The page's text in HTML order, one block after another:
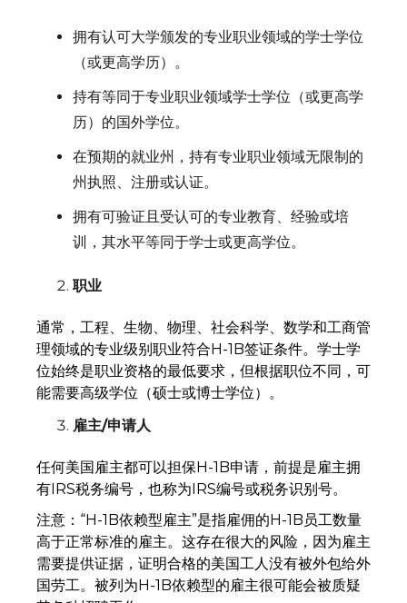
拥有认可大学颁发的专业职业领域的学士学位
（或更高学历）。
持有等同于专业职业领域学士学位（或更高学
历）的国外学位。
在预期的就业州，持有专业职业领域无限制的
州执照、注册或认证。
拥有可验证且受认可的专业教育、经验或培
训，其水平等同于学士或更高学位。
职业
通常，工程、生物、物理、社会科学、数学和工商管
理领域的专业级别职业符合H-1B签证条件。学士学
位始终是职业资格的最低要求，但根据职位不同，可
能需要高级学位（硕士或博士学位）。
雇主/申请人
任何美国雇主都可以担保H-1B申请，前提是雇主拥
有IRS税务编号，也称为IRS编号或税务识别号。
注意：“H-1B依赖型雇主”是指雇佣的H-1B员工数量
高于正常标准的雇主。这存在很大的风险，因为雇主
需要提供证据，证明合格的美国工人没有被外包给外
国劳工。被列为H-1B依赖型的雇主很可能会被质疑